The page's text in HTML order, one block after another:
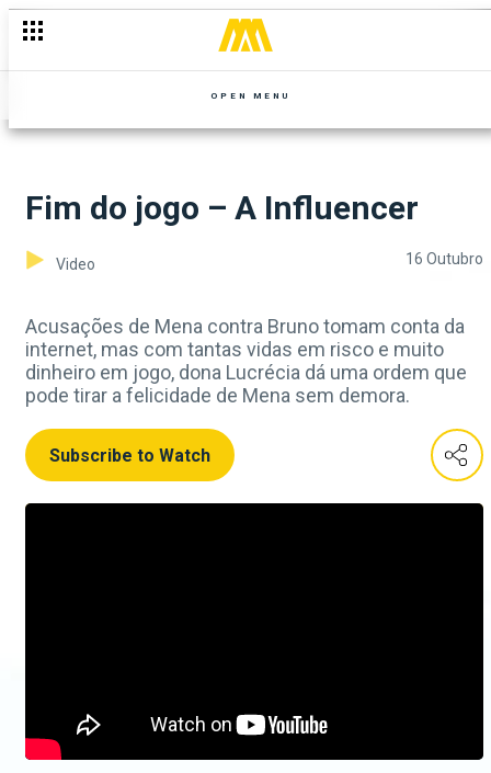
OPEN MENU
Fim do jogo – A Influencer
Video 16 Outubro
Acusações de Mena contra Bruno tomam conta da
internet, mas com tantas vidas em risco e muito
dinheiro em jogo, dona Lucrécia dá uma ordem que
pode tirar a felicidade de Mena sem demora.
Subscribe to Watch